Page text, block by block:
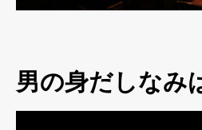
男の身だしなみ